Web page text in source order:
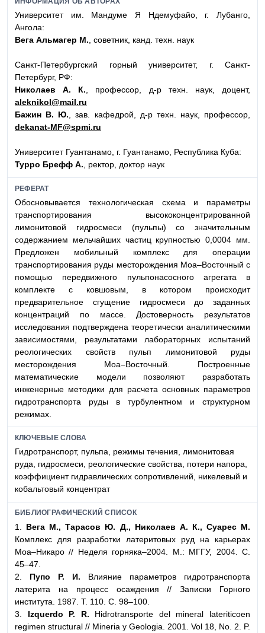
Университет им. Мандуме Я Ндемуфайо, г. Лубанго,
Ангола:
Вега Альмагер М., советник, канд. техн. наук
Санкт-Петербургский горный университет, г. Санкт-
Петербург, РФ:
Николаев А. К., профессор, д-р техн. наук, доцент,
aleknikol@mail.ru
Бажин В. Ю., зав. кафедрой, д-р техн. наук, профессор,
dekanat-MF@spmi.ru
Университет Гуантанамо, г. Гуантанамо, Республика Куба:
Турро Брефф А., ректор, доктор наук
РЕФЕРАТ
Обосновывается технологическая схема и параметры
транспортирования высококонцентрированной
лимонитовой гидросмеси (пульпы) со значительным
содержанием мельчайших частиц крупностью 0,0004 мм.
Предложен мобильный комплекс для операции
транспортирования руды месторождения Моа–Восточный с
помощью передвижного пульпонасосного агрегата в
комплекте с ковшовым, в котором происходит
предварительное сгущение гидросмеси до заданных
концентраций по массе. Достоверность результатов
исследования подтверждена теоретически аналитическими
зависимостями, результатами лабораторных испытаний
реологических свойств пульп лимонитовой руды
месторождения Моа–Восточный. Построенные
математические модели позволяют разработать
инженерные методики для расчета основных параметров
гидротранспорта руды в турбулентном и структурном
режимах.
КЛЮЧЕВЫЕ СЛОВА
Гидротранспорт, пульпа, режимы течения, лимонитовая
руда, гидросмеси, реологические свойства, потери напора,
коэффициент гидравлических сопротивлений, никелевый и
кобальтовый концентрат
БИБЛИОГРАФИЧЕСКИЙ СПИСОК
1. Вега М., Тарасов Ю. Д., Николаев А. К., Суарес М.
Комплекс для разработки латеритовых руд на карьерах
Моа–Никаро // Неделя горняка–2004. М.: МГГУ, 2004. С.
45–47.
2. Пупо Р. И. Влияние параметров гидротранспорта
латерита на процесс осаждения // Записки Горного
института. 1987. Т. 110. С. 98–100.
3. Izquerdo P. R. Hidrotransporte del mineral lateriticoen
regimen structural // Mineria y Geologia. 2001. Vol 18, No. 2. P.